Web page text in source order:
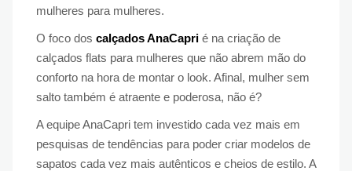
mulheres para mulheres.
O foco dos calçados AnaCapri é na criação de
calçados flats para mulheres que não abrem mão do
conforto na hora de montar o look. Afinal, mulher sem
salto também é atraente e poderosa, não é?
A equipe AnaCapri tem investido cada vez mais em
pesquisas de tendências para poder criar modelos de
sapatos cada vez mais autênticos e cheios de estilo. A